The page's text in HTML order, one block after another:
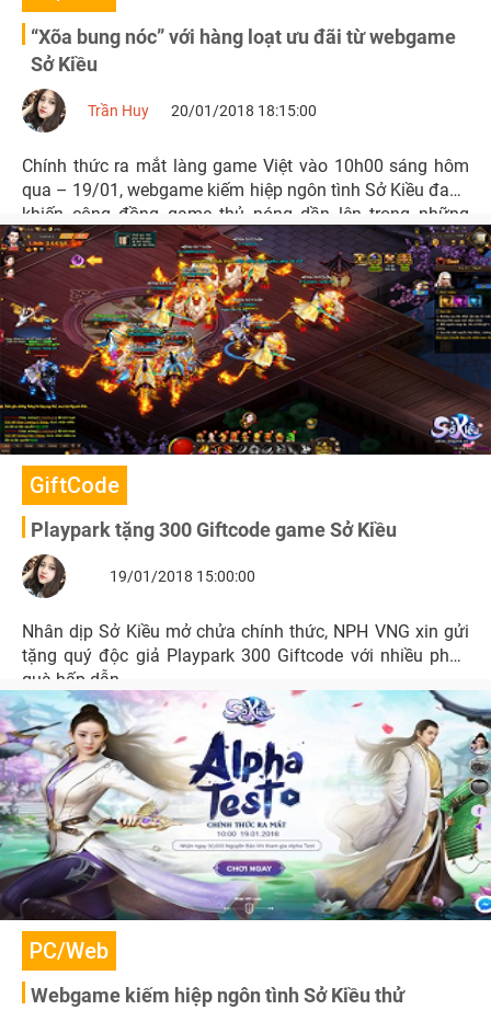
“Xõa bung nóc” với hàng loạt ưu đãi từ webgame
Sở Kiều
Trần Huy 20/01/2018 18:15:00
Chính thức ra mắt làng game Việt vào 10h00 sáng hôm
qua – 19/01, webgame kiếm hiệp ngôn tình Sở Kiều đang
khiến cộng đồng game thủ nóng dần lên trong những
ngày cuối tháng 01/2018.
GiftCode
Playpark tặng 300 Giftcode game Sở Kiều
19/01/2018 15:00:00
Nhân dịp Sở Kiều mở chửa chính thức, NPH VNG xin gửi
tặng quý độc giả Playpark 300 Giftcode với nhiều phần
quà hấp dẫn.
PC/Web
Webgame kiếm hiệp ngôn tình Sở Kiều thử